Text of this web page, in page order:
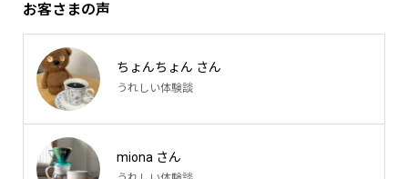
お客さまの声
ちょんちょん さん
うれしい体験談
miona さん